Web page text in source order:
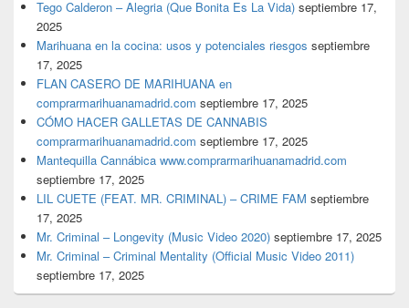
Tego Calderon – Alegria (Que Bonita Es La Vida) septiembre 17,
2025
Marihuana en la cocina: usos y potenciales riesgos septiembre
17, 2025
FLAN CASERO DE MARIHUANA en
comprarmarihuanamadrid.com septiembre 17, 2025
CÓMO HACER GALLETAS DE CANNABIS
comprarmarihuanamadrid.com septiembre 17, 2025
Mantequilla Cannábica www.comprarmarihuanamadrid.com
septiembre 17, 2025
LIL CUETE (FEAT. MR. CRIMINAL) – CRIME FAM septiembre
17, 2025
Mr. Criminal – Longevity (Music Video 2020) septiembre 17, 2025
Mr. Criminal – Criminal Mentality (Official Music Video 2011)
septiembre 17, 2025